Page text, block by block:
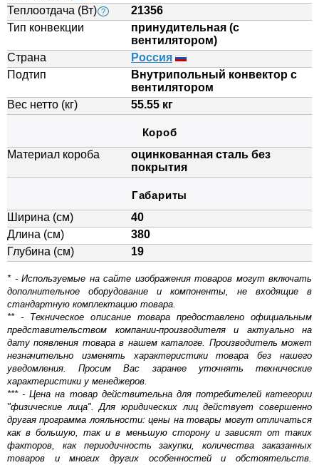
Теплоотдача (Вт) ?
21356
Тип конвекции
принудительная (с
вентилятором)
Страна
Россия
Подтип
Внутрипольный конвектор с
вентилятором
Вес нетто (кг)
55.55 кг
Короб
Материал короба
оцинкованная сталь без
покрытия
Габариты
Ширина (см)
40
Длина (см)
380
Глубина (см)
19
* - Используемые на сайте изображения товаров могут включать
дополнительное оборудование и компоненты, не входящие в
стандартную комплектацию товара.
** - Техническое описание товара предоставлено официальным
представительством компании-производителя и актуально на
дату появления товара в нашем каталоге. Производитель может
незначительно изменять характеристики товара без нашего
уведомления. Просим Вас заранее уточнять технические
характеристики у менеджеров.
*** - Цена на товар действительна для потребителей категории
"физические лица". Для юридических лиц действует совершенно
другая программа лояльности: цены на товары могут отличаться
как в большую, так и в меньшую сторону и зависят от таких
факторов, как периодичность закупки, количества заказанных
товаров и многих других особенностей и обстоятельств.